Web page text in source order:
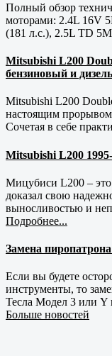
Полный обзор
моторами: 2.4L 16V
(181 л.с.), 2.5L TD
Mitsubishi L200
бензиновый и
Mitsubishi L200
настоящим прорывом
Сочетая в себе
Mitsubishi L200
Мицубиси L200 –
доказал свою
выносливостью и
Подробнее...
Замена
Если вы будете
инструменты, то
Тесла Модел 3 или Y
Больше новостей